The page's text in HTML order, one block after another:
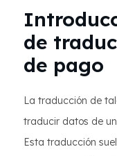
de
de pago
La traducción de
traducir datos de
Esta traducción